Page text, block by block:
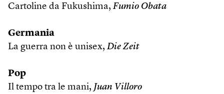
Cartoline da Fukushima, Fumio Obata
Germania
La guerra non è unisex, Die Zeit
Pop
Il tempo tra le mani, Juan Villoro